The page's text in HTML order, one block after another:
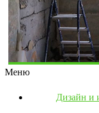
Меню
Дизайн и